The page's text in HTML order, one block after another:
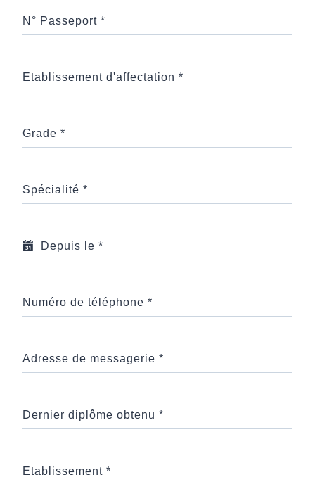
N° Passeport *
Etablissement d'affectation *
Grade *
Spécialité *
Depuis le *
Numéro de téléphone *
Adresse de messagerie *
Dernier diplôme obtenu *
Etablissement *